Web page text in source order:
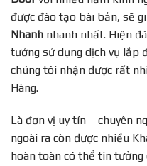
được đào tạo bài bản, sẽ
Nhanh nhanh nhất. Hiện
tưởng sử dụng dịch vụ lắp
chúng tôi nhận được rất
Hàng.
Là đơn vị uy tín – chuyên
ngoài ra còn được nhiều
hoàn toàn có thể tin tưởng